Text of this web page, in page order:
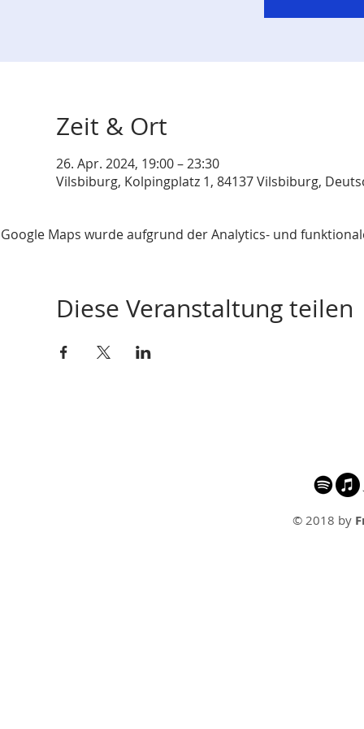
Zeit & Ort
26. Apr. 2024, 19:00 – 23:30
Vilsbiburg, Kolpingplatz 1, 84137 Vilsbiburg,
Google Maps wurde aufgrund der Analytics- und
Diese Veranstaltung teilen
© 2018 by